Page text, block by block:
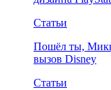
Статьи
Пошёл ты,
вызов Disney
Статьи